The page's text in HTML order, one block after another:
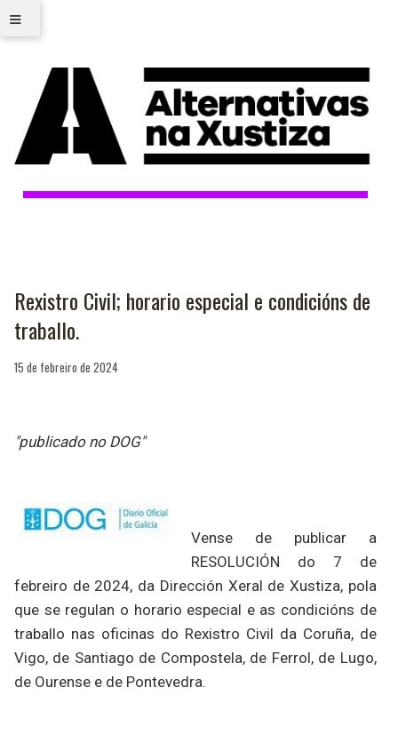
≡
Rexistro Civil; horario especial e condicións de
traballo.
15 de febreiro de 2024
"publicado no DOG"
Vense de publicar a
RESOLUCIÓN do 7 de
febreiro de 2024, da Dirección Xeral de Xustiza, pola
que se regulan o horario especial e as condicións de
traballo nas oficinas do Rexistro Civil da Coruña, de
Vigo, de Santiago de Compostela, de Ferrol, de Lugo,
de Ourense e de Pontevedra.